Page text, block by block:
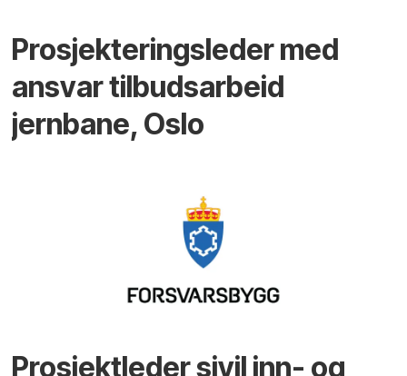
Prosjekteringsleder med
ansvar tilbudsarbeid
jernbane, Oslo
Prosjektleder sivil inn- og